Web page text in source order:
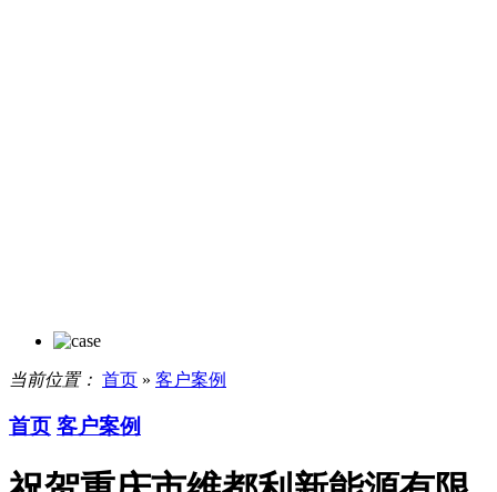
当前位置： 首页 » 客户案例
首页 客户案例